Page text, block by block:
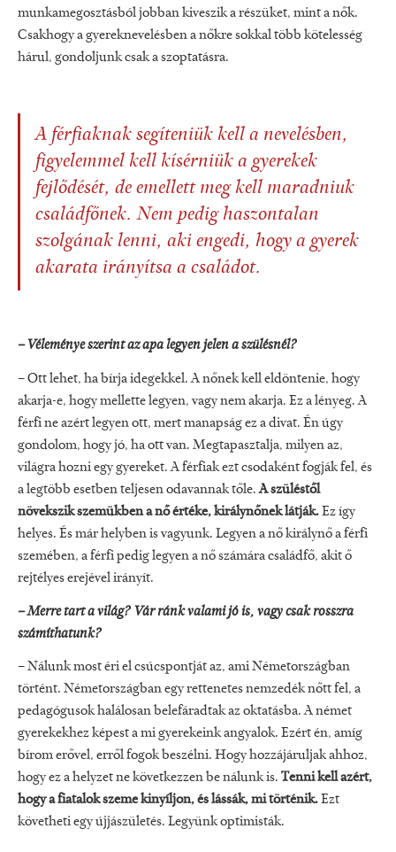
munkamegosztásból jobban kiveszik a részüket, mint a nők.
Csakhogy a gyereknevelésben a nőkre sokkal több kötelesség
hárul, gondoljunk csak a szoptatásra.
A férfiaknak segíteniük kell a nevelésben,
figyelemmel kell kísérniük a gyerekek
fejlődését, de emellett meg kell maradniuk
családfőnek. Nem pedig haszontalan
szolgának lenni, aki engedi, hogy a gyerek
akarata irányítsa a családot.
– Véleménye szerint az apa legyen jelen a szülésnél?
– Ott lehet, ha bírja idegekkel. A nőnek kell eldöntenie, hogy
akarja-e, hogy mellette legyen, vagy nem akarja. Ez a lényeg. A
férfi ne azért legyen ott, mert manapság ez a divat. Én úgy
gondolom, hogy jó, ha ott van. Megtapasztalja, milyen az,
világra hozni egy gyereket. A férfiak ezt csodaként fogják fel, és
a legtöbb esetben teljesen odavannak tőle.A szüléstől
növekszik szemükben a nő értéke, királynőnek látják.Ez így
helyes. És már helyben is vagyunk. Legyen a nő királynő a férfi
szemében, a férfi pedig legyen a nő számára családfő, akit ő
rejtélyes erejével irányít.
– Merre tart a világ? Vár ránk valami jó is, vagy csak rosszra
számíthatunk?
– Nálunk most éri el csúcspontját az, ami Németországban
történt. Németországban egy rettenetes nemzedék nőtt fel, a
pedagógusok halálosan belefáradtak az oktatásba. A német
gyerekekhez képest a mi gyerekeink angyalok. Ezért én, amíg
bírom erővel, erről fogok beszélni. Hogy hozzájáruljak ahhoz,
hogy ez a helyzet ne következzen be nálunk is. Tenni kell azért,
hogy a fiatalok szeme kinyíljon, és lássák, mi történik.Ezt
követheti egy újjászületés. Legyünk optimisták.